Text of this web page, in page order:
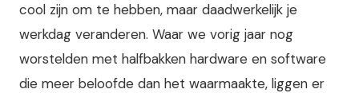
cool zijn om te hebben, maar daadwerkelijk je
werkdag veranderen. Waar we vorig jaar nog
worstelden met halfbakken hardware en software
die meer beloofde dan het waarmaakte, liggen er